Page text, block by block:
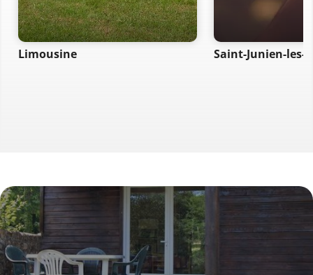
Limousine Saint-Junien-les-